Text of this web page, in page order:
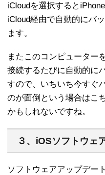
iCloudを選択すると
iCloud経由で自動的にバ
ます。
またこのコンピューター
接続するたびに自動的に
すので、いちいち今すぐ
のが面倒という場合はこ
かもしれないですね。
３、iOSソフトウェ
ソフトウェアアップデー